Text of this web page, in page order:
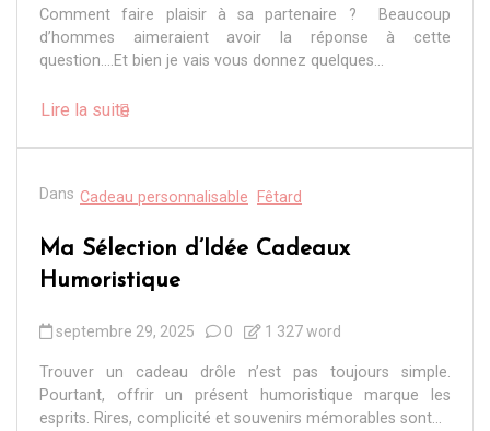
Comment faire plaisir à sa partenaire ? Beaucoup
d’hommes aimeraient avoir la réponse à cette
question….Et bien je vais vous donnez quelques...
Lire la suite
Dans Cadeau personnalisable Fêtard
Ma Sélection d’Idée Cadeaux
Humoristique
septembre 29, 2025 0 1 327 word
Trouver un cadeau drôle n’est pas toujours simple.
Pourtant, offrir un présent humoristique marque les
esprits. Rires, complicité et souvenirs mémorables sont...